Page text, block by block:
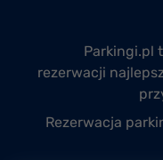
Parkingi.pl
rezerwacji
Rezerwacja